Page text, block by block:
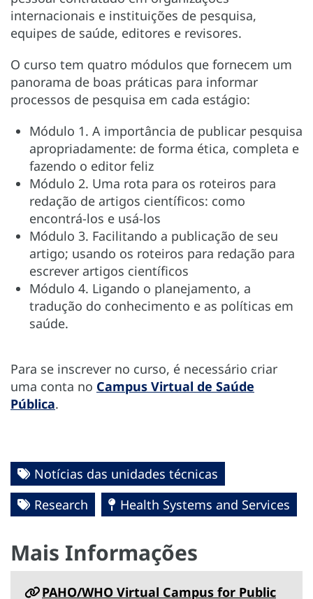
internacionais e instituições de pesquisa,
equipes de saúde, editores e revisores.
O curso tem quatro módulos que fornecem um
panorama de boas práticas para informar
processos de pesquisa em cada estágio:
Módulo 1. A importância de publicar pesquisa
apropriadamente: de forma ética, completa e
fazendo o editor feliz
Módulo 2. Uma rota para os roteiros para
redação de artigos científicos: como
encontrá-los e usá-los
Módulo 3. Facilitando a publicação de seu
artigo; usando os roteiros para redação para
escrever artigos científicos
Módulo 4. Ligando o planejamento, a
tradução do conhecimento e as políticas em
saúde.
Para se inscrever no curso, é necessário criar
uma conta no Campus Virtual de Saúde
Pública.
Notícias das unidades técnicas
Research
Health Systems and Services
Mais Informações
PAHO/WHO Virtual Campus for Public